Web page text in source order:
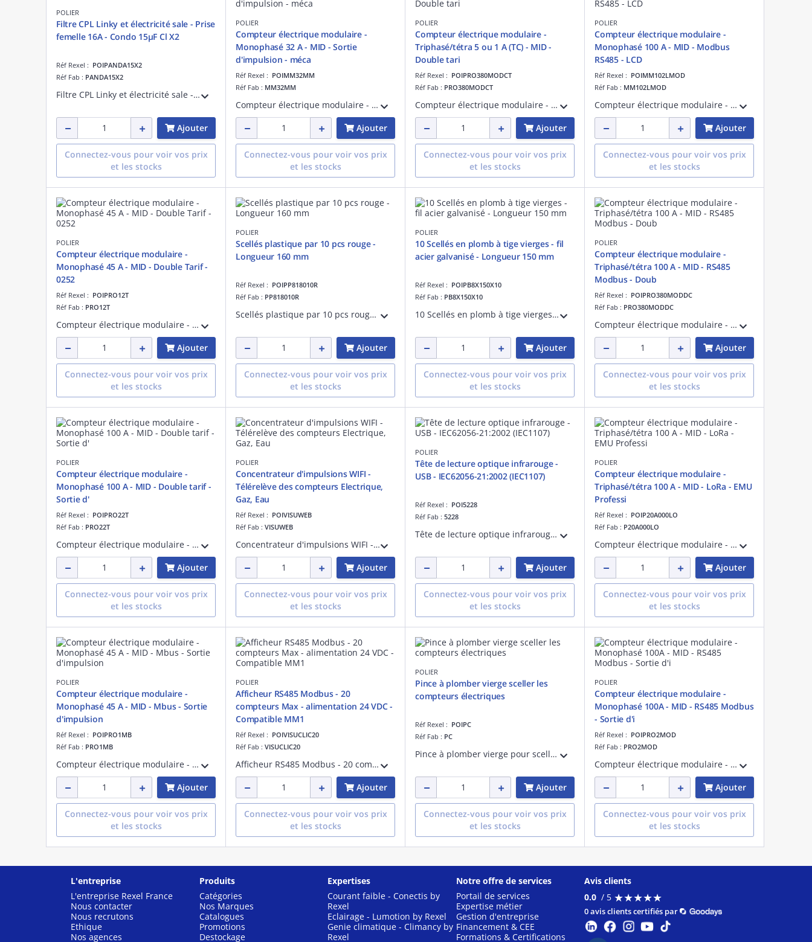
POLIER
Filtre CPL Linky et électricité sale - Prise
femelle 16A - Condo 15µF Cl X2
Réf Rexel : POIPANDA15X2
Réf Fab : PANDA15X2
Filtre CPL Linky et électricité sale - Prise femelle 16A - Condo 15µF classe X2
Ajouter
Connectez-vous pour voir vos prix
et les stocks
POLIER
Compteur électrique modulaire -
Monophasé 32 A - MID - Sortie
d'impulsion - méca
Réf Rexel : POIMM32MM
Réf Fab : MM32MM
Compteur électrique modulaire - Monophasé 32 A - Certifié MID - Simple tarif - Sortie d'impulsion - Affichage mécanique
Ajouter
Connectez-vous pour voir vos prix
et les stocks
POLIER
Compteur électrique modulaire -
Triphasé/tétra 5 ou 1 A (TC) - MID -
Double tari
Réf Rexel : POIPRO380MODCT
Réf Fab : PRO380MODCT
Compteur électrique modulaire - Triphasé/tétra 5 ou 1 A (TC) - Certifié MID - Double tarif - RS485 Modbus - Sortie d'impulsion - 0260
Ajouter
Connectez-vous pour voir vos prix
et les stocks
POLIER
Compteur électrique modulaire -
Monophasé 100 A - MID - Modbus
RS485 - LCD
Réf Rexel : POIMM102LMOD
Réf Fab : MM102LMOD
Compteur électrique modulaire - Monophasé 100 A - Certifié MID - Modbus RS485 - Simple tarif - Affichage LCD
Ajouter
Connectez-vous pour voir vos prix
et les stocks
POLIER
Compteur électrique modulaire -
Monophasé 45 A - MID - Double Tarif -
0252
Réf Rexel : POIPRO12T
Réf Fab : PRO12T
Compteur électrique modulaire - Monophasé 45 A - Certifié MID - Double Tarif - 0252
Ajouter
Connectez-vous pour voir vos prix
et les stocks
POLIER
Scellés plastique par 10 pcs rouge -
Longueur 160 mm
Réf Rexel : POIPP818010R
Réf Fab : PP818010R
Scellés plastique par 10 pcs rouge - Longueur 160 mm
Ajouter
Connectez-vous pour voir vos prix
et les stocks
POLIER
10 Scellés en plomb à tige vierges - fil
acier galvanisé - Longueur 150 mm
Réf Rexel : POIPB8X150X10
Réf Fab : PB8X150X10
10 Scellés en plomb à tige vierges - fil acier galvanisé - Longueur 150 mm
Ajouter
Connectez-vous pour voir vos prix
et les stocks
POLIER
Compteur électrique modulaire -
Triphasé/tétra 100 A - MID - RS485
Modbus - Doub
Réf Rexel : POIPRO380MODDC
Réf Fab : PRO380MODDC
Compteur électrique modulaire - Triphasé/tétra 100 A - Certifié MID - RS485 Modbus - Double tarif - Sortie d'impulsion - 0257
Ajouter
Connectez-vous pour voir vos prix
et les stocks
POLIER
Compteur électrique modulaire -
Monophasé 100 A - MID - Double tarif -
Sortie d'
Réf Rexel : POIPRO22T
Réf Fab : PRO22T
Compteur électrique modulaire - Monophasé 100 A - Certifié MID - Double tarif - Sortie d'impulsion - 0285
Ajouter
Connectez-vous pour voir vos prix
et les stocks
POLIER
Concentrateur d'impulsions WIFI -
Télérelève des compteurs Electrique,
Gaz, Eau
Réf Rexel : POIVISUWEB
Réf Fab : VISUWEB
Concentrateur d'impulsions WIFI - Télérelève des compteurs Electrique, Gaz, Eau - compatible SUPLA - Alimentation 24V DC
Ajouter
Connectez-vous pour voir vos prix
et les stocks
POLIER
Tête de lecture optique infrarouge -
USB - IEC62056-21:2002 (IEC1107)
Réf Rexel : POI5228
Réf Fab : 5228
Tête de lecture optique infrarouge - USB - IEC62056-21:2002 (IEC1107)
Ajouter
Connectez-vous pour voir vos prix
et les stocks
POLIER
Compteur électrique modulaire -
Triphasé/tétra 100 A - MID - LoRa - EMU
Professi
Réf Rexel : POIP20A000LO
Réf Fab : P20A000LO
Compteur électrique modulaire - Triphasé/tétra 100 A - Certifié MID - LoRa - EMU Professional II
Ajouter
Connectez-vous pour voir vos prix
et les stocks
POLIER
Compteur électrique modulaire -
Monophasé 45 A - MID - Mbus - Sortie
d'impulsion
Réf Rexel : POIPRO1MB
Réf Fab : PRO1MB
Compteur électrique modulaire - Monophasé 45 A - Certifié MID - Mbus - Sortie d'impulsion - 0253
Ajouter
Connectez-vous pour voir vos prix
et les stocks
POLIER
Afficheur RS485 Modbus - 20
compteurs Max - alimentation 24 VDC -
Compatible MM1
Réf Rexel : POIVISUCLIC20
Réf Fab : VISUCLIC20
Afficheur RS485 Modbus - 20 compteurs Max - alimentation 24 VDC - Compatible MM102LMOD, PRO1MOD, PRO2MOD, PRO380MOD, MM80LMZMOD, MTR80LMOD, MTR100LMOD, MTR5LMOD - fichier de paramétrage
Ajouter
Connectez-vous pour voir vos prix
et les stocks
POLIER
Pince à plomber vierge sceller les
compteurs électriques
Réf Rexel : POIPC
Réf Fab : PC
Pince à plomber vierge pour sceller les compteurs électriques
Ajouter
Connectez-vous pour voir vos prix
et les stocks
POLIER
Compteur électrique modulaire -
Monophasé 100A - MID - RS485 Modbus
- Sortie d'i
Réf Rexel : POIPRO2MOD
Réf Fab : PRO2MOD
Compteur électrique modulaire - Monophasé 100A - Certifié MID - RS485 Modbus - Sortie d'impulsion - 0287
Ajouter
Connectez-vous pour voir vos prix
et les stocks
L'entreprise
L'entreprise Rexel France
Nous contacter
Nous recrutons
Ethique
Nos agences
Produits
Catégories
Nos Marques
Catalogues
Promotions
Destockage
Expertises
Courant faible - Conectis by
Rexel
Eclairage - Lumotion by Rexel
Genie climatique - Climancy by
Rexel
Notre offre de services
Portail de services
Expertise métier
Gestion d'entreprise
Financement & CEE
Formations & Certifications
Avis clients
0.0 / 5 ★★★★★
★★★★★
0 avis clients certifiés par